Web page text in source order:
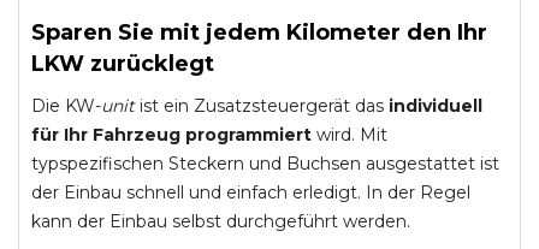
Sparen Sie mit jedem Kilometer den Ihr
LKW zurücklegt
Die KW-unitist ein Zusatzsteuergerät das individuell
für Ihr Fahrzeug programmiert wird. Mit
typspezifischen Steckern und Buchsen ausgestattet ist
der Einbau schnell und einfach erledigt. In der Regel
kann der Einbau selbst durchgeführt werden.